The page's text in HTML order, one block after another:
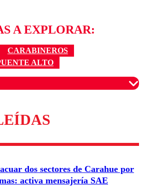
A EXPLORAR:
CARABINEROS
ALTO
son moderados para garantizar un
diálogo respetuoso.
dos sectores de Carahue por
activa mensajería SAE